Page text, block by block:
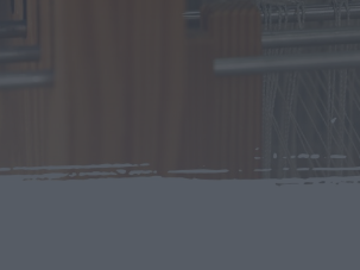
É oficial: AD Valonguense vai disputar a
para relançar o andebol masculino no...